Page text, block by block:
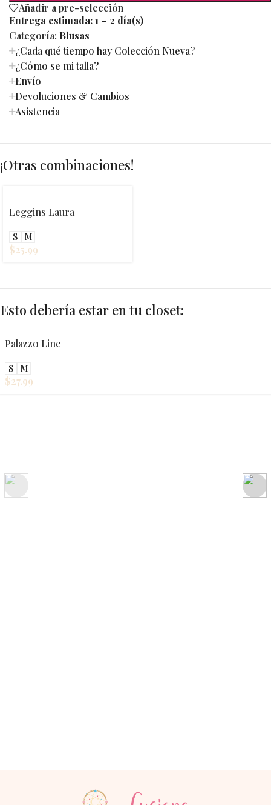
Añadir a pre-selección
Entrega estimada:1 – 2 día(s)
Categoría: Blusas
¿Cada qué tiempo hay Colección Nueva?
¿Cómo se mi talla?
Envío
Devoluciones & Cambios
Asistencia
¡Otras combinaciones!
Leggins Laura
S M
$25.99
Esto debería estar en tu closet:
Palazzo Line
S M
$27.99